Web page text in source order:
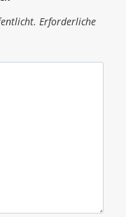
Erforderliche